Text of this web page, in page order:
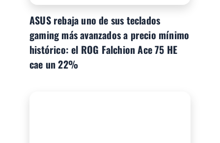
ASUS rebaja uno de sus teclados
gaming más avanzados a precio mínimo
histórico: el ROG Falchion Ace 75 HE
cae un 22%